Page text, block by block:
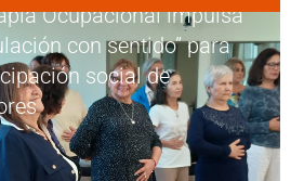
Ocupacional impulsa
con sentido” para
social de